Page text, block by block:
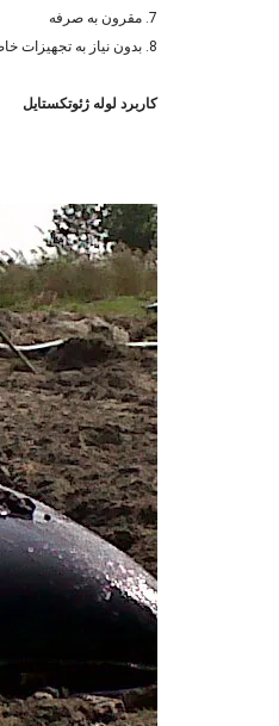
7. مقرون به صرفه
8. بدون نیاز به تجهیزات خاصی
کاربرد لوله ژئوتکستایل